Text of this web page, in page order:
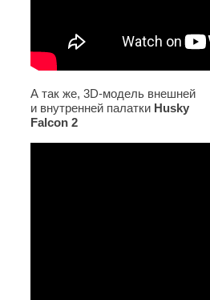
А так же, 3D-модель внешней
и внутренней палатки Husky
Falcon 2